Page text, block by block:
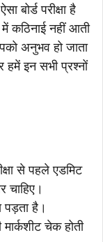
बोर्ड परीक्षा है
में कठिनाई नहीं आती
अनुभव हो जाता
हमें इन सभी प्रश्नों
से पहले एडमिट
चाहिए।
पड़ता है।
चेक होती